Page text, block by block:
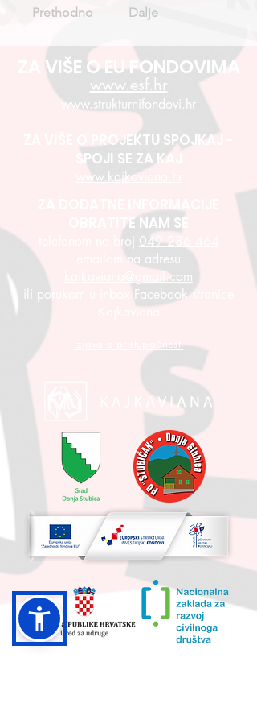
Prethodno Dalje
ZA VIŠE O EU FONDOVIMA
www.esf.hr
www.strukturnifondovi.hr
ZA VIŠE O PROJEKTU SPOJKAJ -
SPOJI SE ZA KAJ
www.kajkaviana.hr
ZA DODATNE INFORMACIJE
OBRATITE NAM SE
telefonom na broj 049 286 464
emailom na adresu
kajkaviana@gmail.com
ili porukom u inbox Facebook stranice
Kajkaviana
Izjava o pristupačnosti